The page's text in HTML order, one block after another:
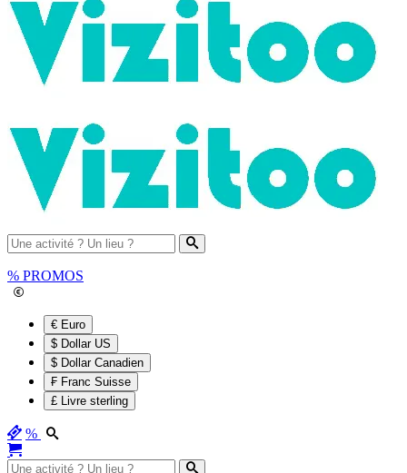
% PROMOS
€ Euro
$ Dollar US
$ Dollar Canadien
₣ Franc Suisse
£ Livre sterling
%